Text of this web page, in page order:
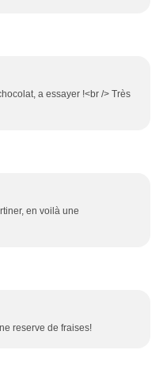
a essayer !<br /> Très
en voilà une
reserve de fraises!